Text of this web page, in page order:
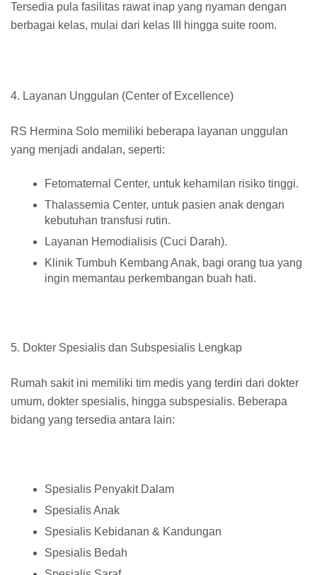
Tersedia pula fasilitas rawat inap yang nyaman dengan
berbagai kelas, mulai dari kelas III hingga suite room.
4. Layanan Unggulan (Center of Excellence)
RS Hermina Solo memiliki beberapa layanan unggulan
yang menjadi andalan, seperti:
Fetomaternal Center, untuk kehamilan risiko tinggi.
Thalassemia Center, untuk pasien anak dengan
kebutuhan transfusi rutin.
Layanan Hemodialisis (Cuci Darah).
Klinik Tumbuh Kembang Anak, bagi orang tua yang
ingin memantau perkembangan buah hati.
5. Dokter Spesialis dan Subspesialis Lengkap
Rumah sakit ini memiliki tim medis yang terdiri dari dokter
umum, dokter spesialis, hingga subspesialis. Beberapa
bidang yang tersedia antara lain:
Spesialis Penyakit Dalam
Spesialis Anak
Spesialis Kebidanan & Kandungan
Spesialis Bedah